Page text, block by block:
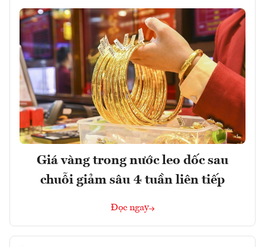
Giá vàng trong nước leo dốc sau
chuỗi giảm sâu 4 tuần liên tiếp
Đọc ngay